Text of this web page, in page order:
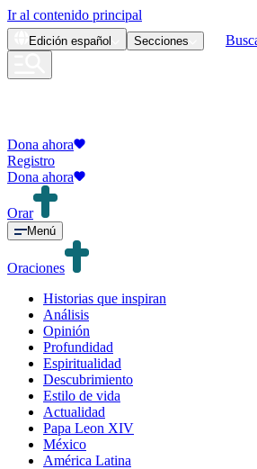
Ir al contenido principal
Edición español Secciones
Dona ahora
Registro
Dona ahora
Orar
Menú
Oraciones
Historias que inspiran
Análisis
Opinión
Profundidad
Espiritualidad
Descubrimiento
Estilo de vida
Actualidad
Papa Leon XIV
México
América Latina